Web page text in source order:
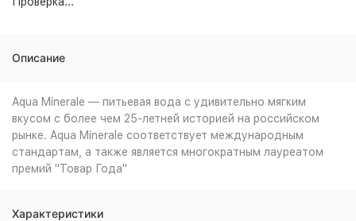
Описание
Aqua Minerale — питьевая вода с удивительно мягким
вкусом с более чем 25-летней историей на российском
рынке. Aqua Minerale соответствует международным
стандартам, а также является многократным лауреатом
премий "Товар Года"
Характеристики